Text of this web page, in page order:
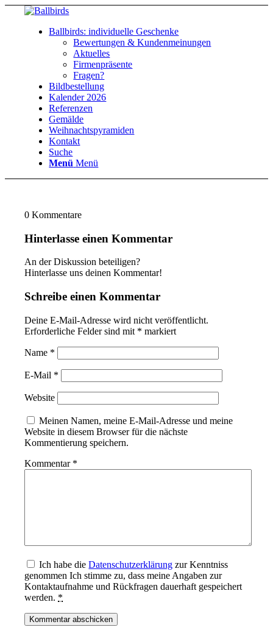
Ballbirds: individuelle Geschenke
Bewertungen & Kundenmeinungen
Aktuelles
Firmenpräsente
Fragen?
Bildbestellung
Kalender 2026
Referenzen
Gemälde
Weihnachtspyramiden
Kontakt
Suche
Menü Menü
0 Kommentare
Hinterlasse einen Kommentar
An der Diskussion beteiligen?
Hinterlasse uns deinen Kommentar!
Schreibe einen Kommentar
Deine E-Mail-Adresse wird nicht veröffentlicht.
Erforderliche Felder sind mit * markiert
Name *
E-Mail *
Website
Meinen Namen, meine E-Mail-Adresse und meine
Website in diesem Browser für die nächste
Kommentierung speichern.
Kommentar *
Ich habe dieDatenschutzerklärung zur Kenntniss
genommen Ich stimme zu, dass meine Angaben zur
Kontaktaufnahme und Rückfragen dauerhaft gespeichert
werden. *